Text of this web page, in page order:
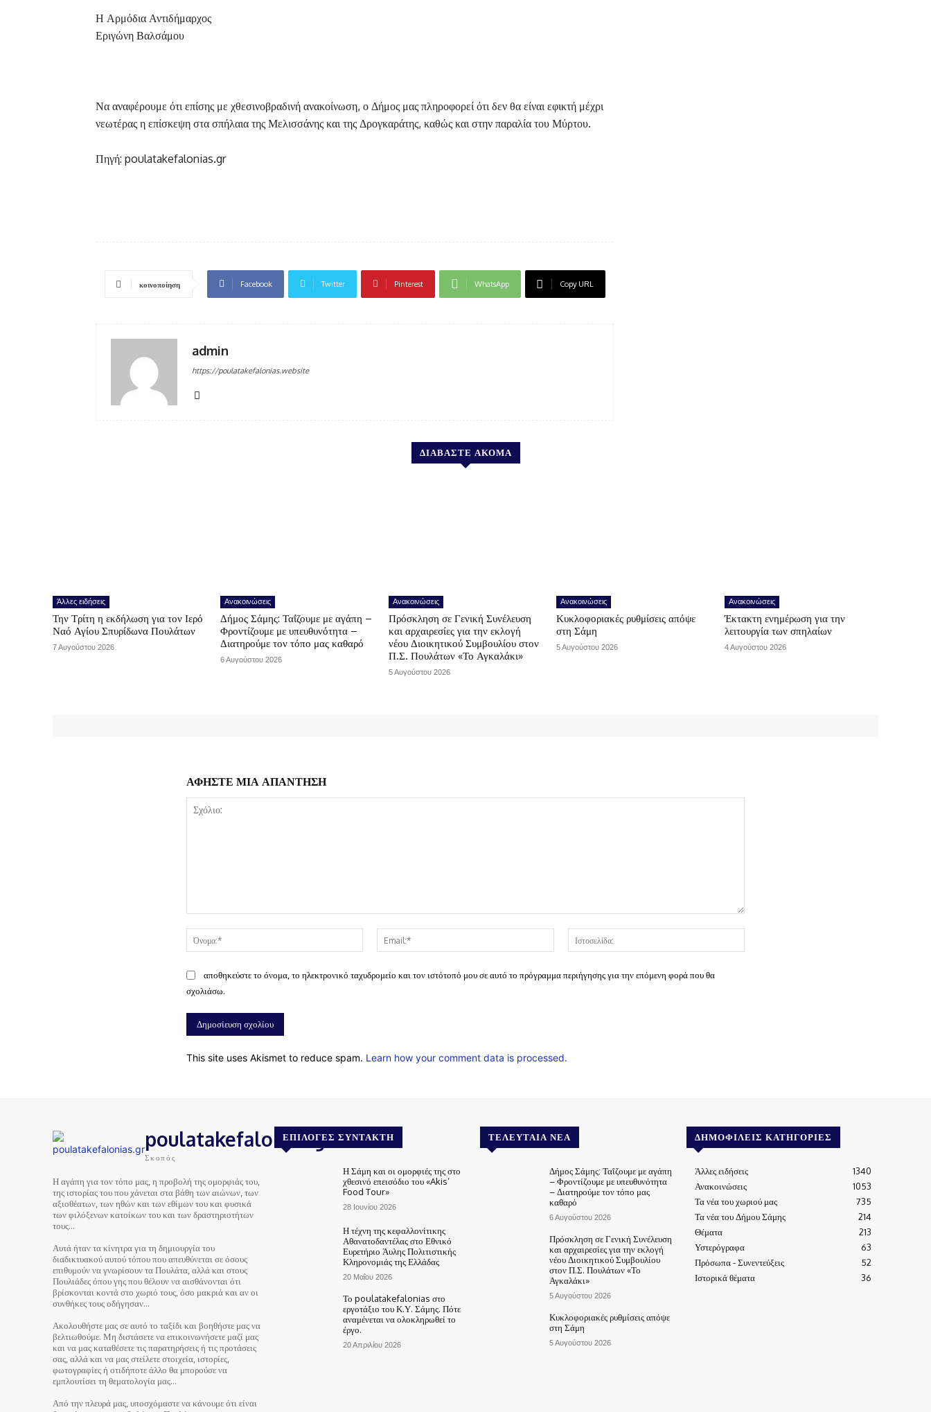
Η Αρμόδια Αντιδήμαρχος
Εριγώνη Βαλσάμου
Να αναφέρουμε ότι επίσης με χθεσινοβραδινή ανακοίνωση, ο Δήμος μας πληροφορεί ότι δεν θα είναι εφικτή μέχρι
νεωτέρας η επίσκεψη στα σπήλαια της Μελισσάνης και της Δρογκαράτης, καθώς και στην παραλία του Μύρτου.
Πηγή: poulatakefalonias.gr
κοινοποίηση Facebook Twitter Pinterest WhatsApp Copy URL
admin
https://poulatakefalonias.website
ΔΙΑΒΑΣΤΕ ΑΚΟΜΑ
Άλλες ειδήσεις
Την Τρίτη η εκδήλωση για τον Ιερό
Ναό Αγίου Σπυρίδωνα Πουλάτων
7 Αυγούστου 2026
Ανακοινώσεις
Δήμος Σάμης: Ταΐζουμε με αγάπη –
Φροντίζουμε με υπευθυνότητα –
Διατηρούμε τον τόπο μας καθαρό
6 Αυγούστου 2026
Ανακοινώσεις
Πρόσκληση σε Γενική Συνέλευση
και αρχαιρεσίες για την εκλογή
νέου Διοικητικού Συμβουλίου στον
Π.Σ. Πουλάτων «Το Αγκαλάκι»
5 Αυγούστου 2026
Ανακοινώσεις
Κυκλοφοριακές ρυθμίσεις απόψε
στη Σάμη
5 Αυγούστου 2026
Ανακοινώσεις
Έκτακτη ενημέρωση για την
λειτουργία των σπηλαίων
4 Αυγούστου 2026
ΑΦΗΣΤΕ ΜΙΑ ΑΠΑΝΤΗΣΗ
Όνομα:*
Email:*
αποθηκεύστε το όνομα, το ηλεκτρονικό ταχυδρομείο και τον ιστότοπό μου σε αυτό το πρόγραμμα περιήγησης για την επόμενη φορά που θα
σχολιάσω.
This site uses Akismet to reduce spam. Learn how your comment data is processed.
poulatakefalonias.gr
Σκοπός
Η αγάπη για τον τόπο μας, η προβολή της ομορφιάς του,
της ιστορίας του που χάνεται στα βάθη των αιώνων, των
αξιοθέατων, των ηθών και των εθίμων του και φυσικά
των φιλόξενων κατοίκων του και των δραστηριοτήτων
τους…
Αυτά ήταν τα κίνητρα για τη δημιουργία του
διαδικτυακού αυτού τόπου που απευθύνεται σε όσους
επιθυμούν να γνωρίσουν τα Πουλάτα, αλλά και στους
Πουλιάδες όπου γης που θέλουν να αισθάνονται ότι
βρίσκονται κοντά στο χωριό τους, όσο μακριά και αν οι
συνθήκες τους οδήγησαν…
Ακολουθήστε μας σε αυτό το ταξίδι και βοηθήστε μας να
βελτιωθούμε. Μη διστάσετε να επικοινωνήσετε μαζί μας
και να μας καταθέσετε τις παρατηρήσεις ή τις προτάσεις
σας, αλλά και να μας στείλετε στοιχεία, ιστορίες,
φωτογραφίες ή οτιδήποτε άλλο θα μπορούσε να
εμπλουτίσει τη θεματολογία μας…
Από την πλευρά μας, υποσχόμαστε να κάνουμε ότι είναι
ΕΠΙΛΟΓΈΣ ΣΥΝΤΆΚΤΗ
Η Σάμη και οι ομορφιές της στο
χθεσινό επεισόδιο του «Akis’
Food Tour»
28 Ιουνίου 2026
Η τέχνη της κεφαλλονίτικης
Αθανατοδαντέλας στο Εθνικό
Ευρετήριο Άυλης Πολιτιστικής
Κληρονομιάς της Ελλάδας
20 Μαΐου 2026
Το poulatakefalonias στο
εργοτάξιο του Κ.Υ. Σάμης. Πότε
αναμένεται να ολοκληρωθεί το
έργο.
20 Απριλίου 2026
ΤΕΛΕΥΤΑΊΑ ΝΈΑ
Δήμος Σάμης: Ταΐζουμε με αγάπη
– Φροντίζουμε με υπευθυνότητα
– Διατηρούμε τον τόπο μας
καθαρό
6 Αυγούστου 2026
Πρόσκληση σε Γενική Συνέλευση
και αρχαιρεσίες για την εκλογή
νέου Διοικητικού Συμβουλίου
στον Π.Σ. Πουλάτων «Το
Αγκαλάκι»
5 Αυγούστου 2026
Κυκλοφοριακές ρυθμίσεις απόψε
στη Σάμη
5 Αυγούστου 2026
ΔΗΜΟΦΙΛΕΊΣ ΚΑΤΗΓΟΡΊΕΣ
Άλλες ειδήσεις
1340
Ανακοινώσεις
1053
Τα νέα του χωριού μας
735
Τα νέα του Δήμου Σάμης
214
Θέματα
213
Υστερόγραφα
63
Πρόσωπα - Συνεντεύξεις
52
Ιστορικά θέματα
36